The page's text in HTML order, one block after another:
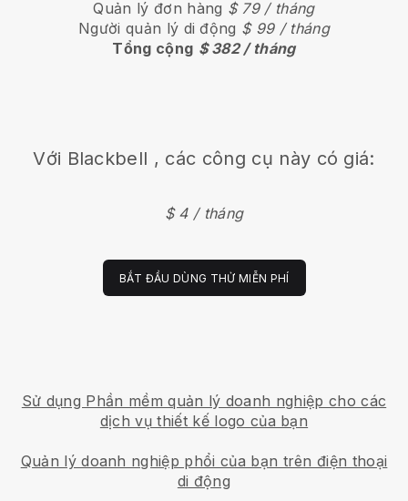
Quản lý đơn hàng $ 79 / tháng
Người quản lý di động $ 99 / tháng
Tổng cộng $ 382 / tháng
Với Blackbell , các công cụ này có giá:
$ 4 / tháng
BẮT ĐẦU DÙNG THỬ MIỄN PHÍ
Sử dụng Phần mềm quản lý doanh nghiệp cho các
dịch vụ thiết kế logo của bạn
Quản lý doanh nghiệp phổi của bạn trên điện thoại
di động